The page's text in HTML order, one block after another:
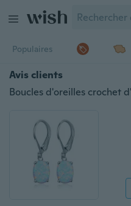
Populaires
Avis clients